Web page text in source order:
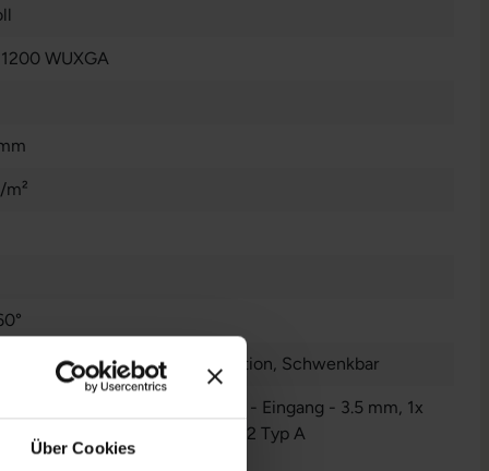
Über Cookies
WUXGA
, Neigbar, Pivot-Funktion, Schwenkbar
, 1x Audio - Eingang - 3.5 mm, 1x
, 1x DisplayPort
, 2x USB 2 Typ A